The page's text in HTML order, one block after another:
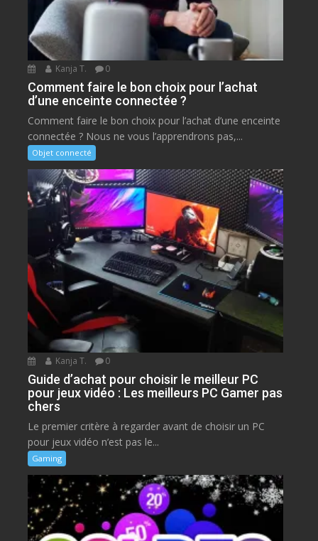
Kanja T. 0
Comment faire le bon choix pour l’achat
d’une enceinte connectée ?
Comment faire le bon choix pour l’achat d’une enceinte
connectée ? Nous ne vous l’apprendrons pas,...
Objet connecté
Kanja T. 0
Guide d’achat pour choisir le meilleur PC
pour jeux vidéo : Les meilleurs PC Gamer pas
chers
Le premier critère à regarder avant de choisir un PC
pour jeux vidéo n’est pas le...
Gaming